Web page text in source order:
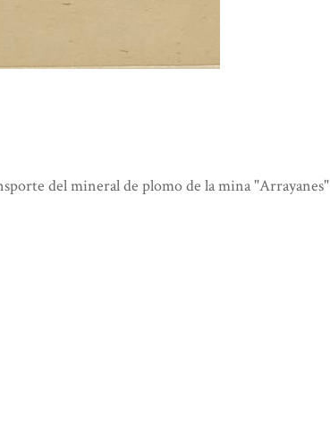
del mineral de plomo de la mina "Arrayanes"